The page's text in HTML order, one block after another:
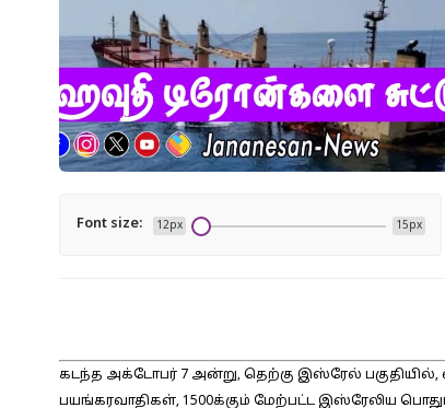
Font size: 12px 15px
கடந்த அக்டோபர் 7 அன்று, தெற்கு இஸ்ரேல்
பயங்கரவாதிகள், 1500க்கும் மேற்பட்ட இஸ்ரேலிய